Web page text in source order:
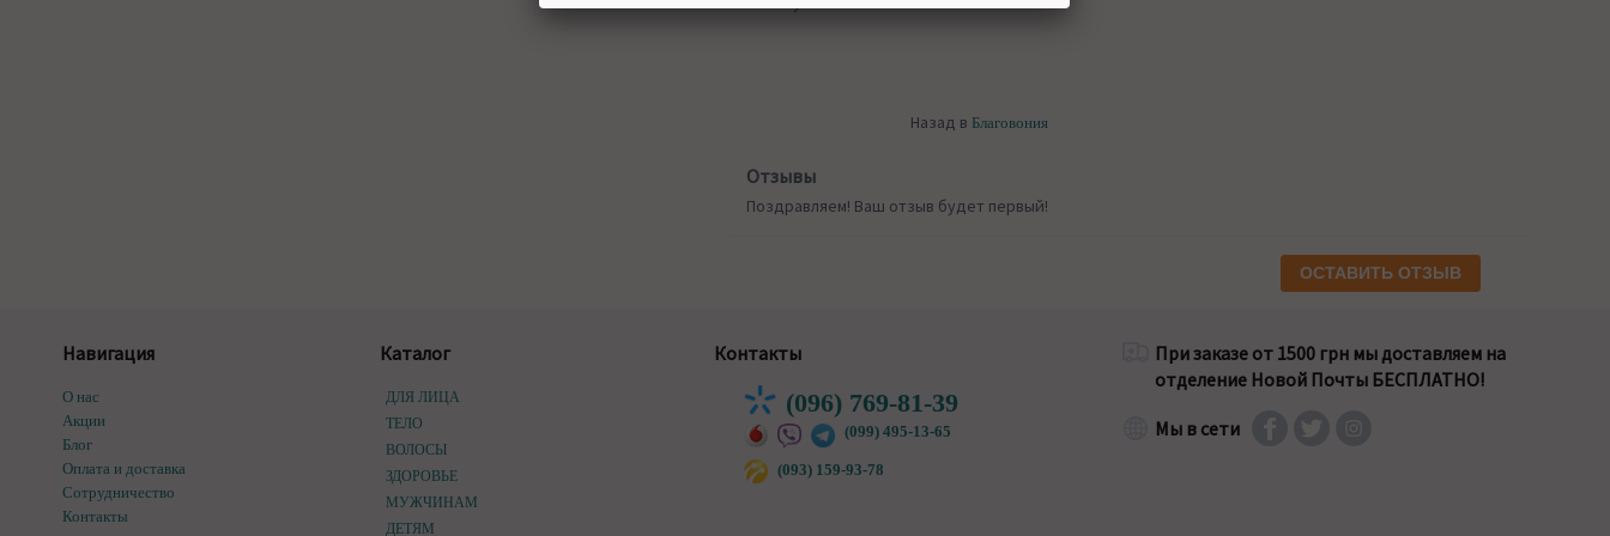
Назад в Благовония
Отзывы
Поздравляем! Ваш отзыв будет первый!
ОСТАВИТЬ ОТЗЫВ
Навигация
О нас
Акции
Блог
Оплата и доставка
Сотрудничество
Контакты
Каталог
ДЛЯ ЛИЦА
ТЕЛО
ВОЛОСЫ
ЗДОРОВЬЕ
МУЖЧИНАМ
ДЕТЯМ
Контакты
(096) 769-81-39
(099) 495-13-65
(093) 159-93-78
При заказе от 1500 грн мы доставляем на
отделение Новой Почты БЕСПЛАТНО!
Мы в сети